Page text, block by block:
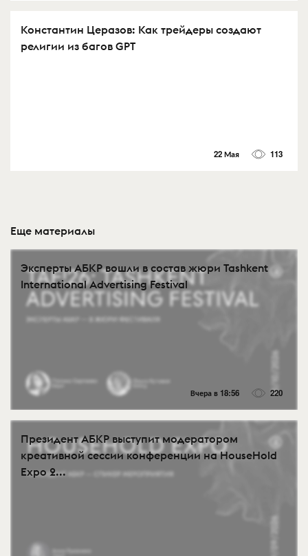
Константин Церазов: Как трейдеры создают
религии из багов GPT
22 Мая 113
Еще материалы
Эксперты АБКР вошли в состав жюри Tashkent
International Advertising Festival
Вчера в 18:56 220
Президент АБКР выступит модератором
креативной сессии конференции на HouseHold
Expo 2...